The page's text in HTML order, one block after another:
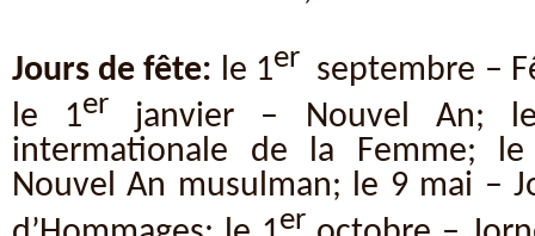
Jours de fête: le 1er septembre –
le 1er janvier – Nouvel An;
intermationale de la Femme;
Nouvel An musulman; le 9 mai –
er